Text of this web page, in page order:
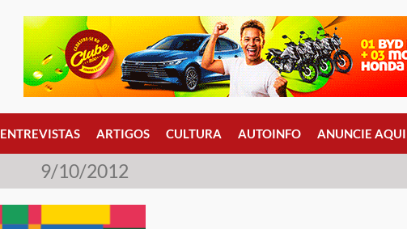
ENTREVISTAS ARTIGOS CULTURA AUTOINFO ANUNCIE AQUI
9/10/2012